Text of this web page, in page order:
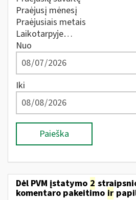
Praėjusį mėnesį
Praėjusiais metais
Laikotarpyje…
Nuo
Iki
Paieška
Dėl PVM įstatymo 2
komentaro pakeitimo ir